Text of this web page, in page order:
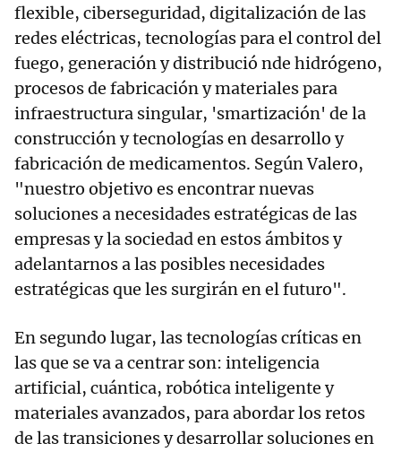
flexible, ciberseguridad, digitalización de las
redes eléctricas, tecnologías para el control del
fuego, generación y distribució nde hidrógeno,
procesos de fabricación y materiales para
infraestructura singular, 'smartización' de la
construcción y tecnologías en desarrollo y
fabricación de medicamentos. Según Valero,
"nuestro objetivo es encontrar nuevas
soluciones a necesidades estratégicas de las
empresas y la sociedad en estos ámbitos y
adelantarnos a las posibles necesidades
estratégicas que les surgirán en el futuro".
En segundo lugar, las tecnologías críticas en
las que se va a centrar son: inteligencia
artificial, cuántica, robótica inteligente y
materiales avanzados, para abordar los retos
de las transiciones y desarrollar soluciones en